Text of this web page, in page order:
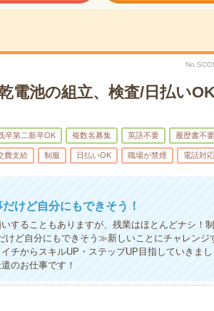
電池の組立、検査/日払い
卒第二新卒OK 複数名募集 英語不要 履歴書不要
費支給 制服 日払いOK 職場が禁煙 電話対
けど自分にもできそう！
ることもありますが、残業はほとんどナシ！
ど自分にもできそう≫新しいことにチャレンジ
チからスキルUP・ステップUP目指していきま
のお仕事です！